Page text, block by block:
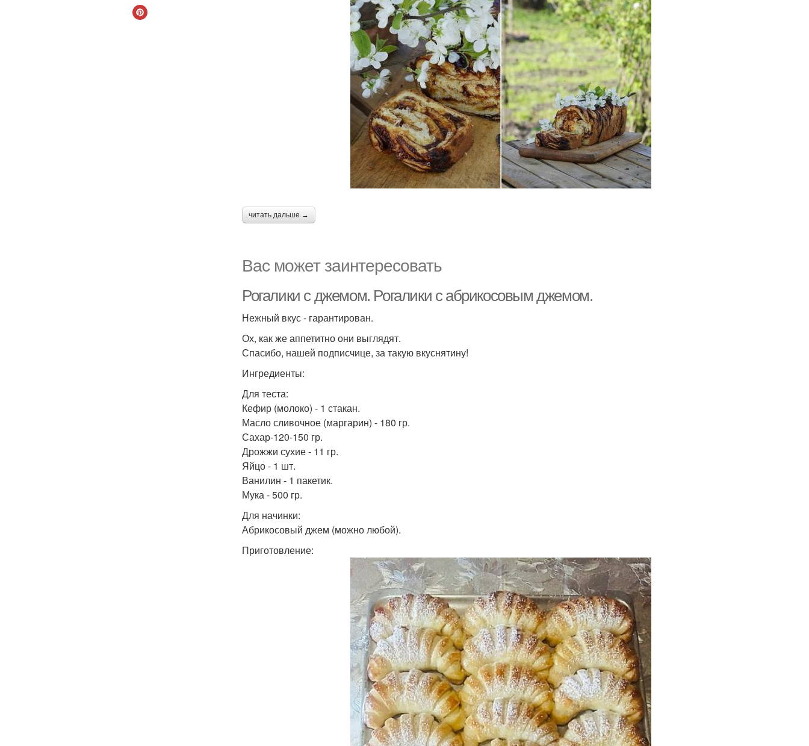
читать дальше →
Вас может заинтересовать
Рогалики с джемом. Рогалики с абрикосовым джемом.
Нежный вкус - гарантирован.
Ох, как же аппетитно они выглядят.
Спасибо, нашей подписчице, за такую вкуснятину!
Ингредиенты:
Для теста:
Кефир (молоко) - 1 стакан.
Масло сливочное (маргарин) - 180 гр.
Сахар-120-150 гр.
Дрожжи сухие - 11 гр.
Яйцо - 1 шт.
Ванилин - 1 пакетик.
Мука - 500 гр.
Для начинки:
Абрикосовый джем (можно любой).
Приготовление: